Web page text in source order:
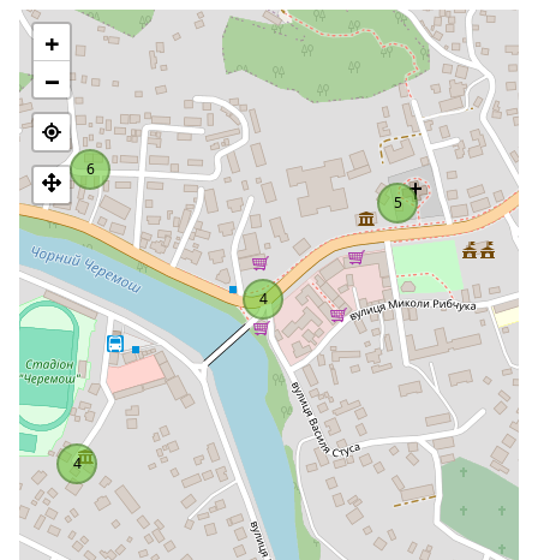
В 100 м від готелю знаходиться річка. Розміщення: Для
розміщення готель "Верховель" пропонує двомісні номери
категорій Економ, Стандарт, двокімнатний Напівлюкс.
Номери мають ідентичну комплектацію, в кожному:
телевізор, фен, доступ в інтернет; обладнаний душ і
санвузол. У номері категорії Напівлюкс є можливість
додаткового місця. Харчування: в кафе готелю, страви
європейської та гуцульської кухні. Проїзд: поїздом до Івано-
Франківська, маршрутним автобусом з Івано-Франківська
до Верховини. Кількість спальних місць:
(4+4+4+3+3+3+2+2+2+2+2+1+1+1+1).
Опалення: автономне водяне. Водопостачання: холодна та
гаряча вода постійно.
5
4
6
4
+
−